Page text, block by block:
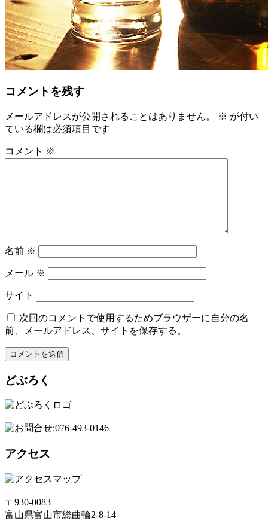
コメントを残す
メールアドレスが公開されることはありません。 ※ が付い
ている欄は必須項目です
コメント ※
名前 ※
メール ※
サイト
次回のコメントで使用するためブラウザーに自分の名
前、メールアドレス、サイトを保存する。
どぶろく
アクセス
〒930-0083
富山県富山市総曲輪2-8-14